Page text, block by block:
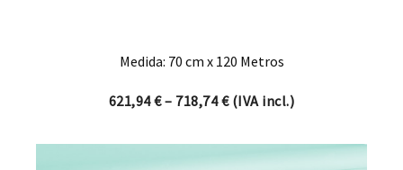
Medida: 70 cm x 120 Metros
621,94€– 718,74€Price range: 621,94 €
(IVA incl.)